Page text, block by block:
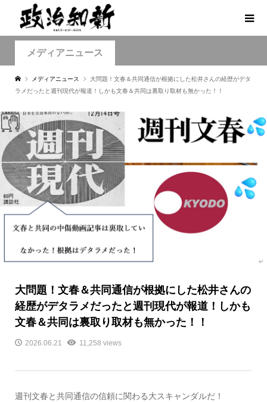
メディアニュース
メディアニュース
大問題！文春＆共同通信が根拠にした松井さんの経歴がデタ
ラメだったと週刊現代が報道！しかも文春＆共同は裏取り取材も無かった！！
大問題！文春＆共同通信が根拠にした松井さんの
経歴がデタラメだったと週刊現代が報道！しかも
文春＆共同は裏取り取材も無かった！！
2026.06.21 11,258 views
週刊文春と共同通信の信頼に関わる大スキャンダルだ！